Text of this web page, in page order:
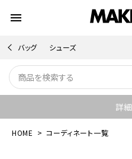
menu
バッグ シューズ
詳
HOME コーディネート一覧